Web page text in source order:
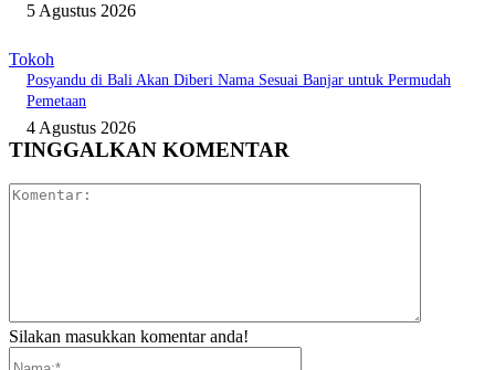
5 Agustus 2026
Tokoh
Posyandu di Bali Akan Diberi Nama Sesuai Banjar untuk Permudah
Pemetaan
4 Agustus 2026
TINGGALKAN KOMENTAR
Silakan masukkan komentar anda!